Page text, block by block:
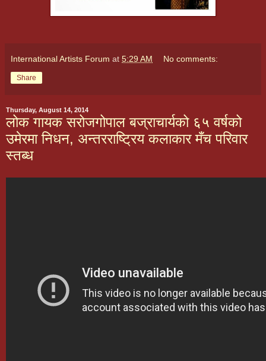
International Artists Forum at 5:29 AM No comments:
Share
Thursday, August 14, 2014
लोक गायक सरोजगोपाल बज्राचार्यको ६५ वर्षको
उमेरमा निधन, अन्तरराष्ट्रिय कलाकार मँच परिवार
स्तब्ध